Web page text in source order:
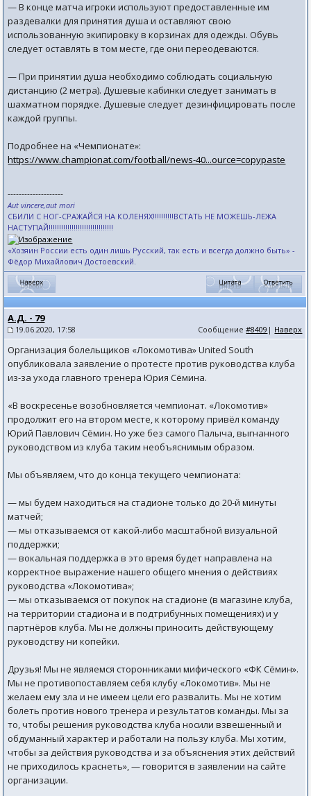
— В конце матча игроки используют предоставленные им
раздевалки для принятия душа и оставляют свою
использованную экипировку в корзинах для одежды. Обувь
следует оставлять в том месте, где они переодеваются.
— При принятии душа необходимо соблюдать социальную
дистанцию (2 метра). Душевые кабинки следует занимать в
шахматном порядке. Душевые следует дезинфицировать после
каждой группы.
Подробнее на «Чемпионате»:
https://www.championat.com/football/news-40...ource=copypaste
--------------------
Aut vincere,aut mori
СБИЛИ С НОГ-СРАЖАЙСЯ НА КОЛЕНЯХ!!!!!!!!!!ВСТАТЬ НЕ МОЖЕШЬ-ЛЕЖА
НАСТУПАЙ!!!!!!!!!!!!!!!!!!!!!!!!!!!!!!!
«Хозяин России есть один лишь Русский, так есть и всегда должно быть» -
Фёдор Михайлович Достоевский.
А.Д. - 79
19.06.2020, 17:58 Сообщение#8409 | Наверх
Организация болельщиков «Локомотива» United South
опубликовала заявление о протесте против руководства клуба
из-за ухода главного тренера Юрия Сёмина.
«В воскресенье возобновляется чемпионат. «Локомотив»
продолжит его на втором месте, к которому привёл команду
Юрий Павлович Сёмин. Но уже без самого Палыча, выгнанного
руководством из клуба таким необъяснимым образом.
Мы объявляем, что до конца текущего чемпионата:
— мы будем находиться на стадионе только до 20-й минуты
матчей;
— мы отказываемся от какой-либо масштабной визуальной
поддержки;
— вокальная поддержка в это время будет направлена на
корректное выражение нашего общего мнения о действиях
руководства «Локомотива»;
— мы отказываемся от покупок на стадионе (в магазине клуба,
на территории стадиона и в подтрибунных помещениях) и у
партнёров клуба. Мы не должны приносить действующему
руководству ни копейки.
Друзья! Мы не являемся сторонниками мифического «ФК Сёмин».
Мы не противопоставляем себя клубу «Локомотив». Мы не
желаем ему зла и не имеем цели его развалить. Мы не хотим
болеть против нового тренера и результатов команды. Мы за
то, чтобы решения руководства клуба носили взвешенный и
обдуманный характер и работали на пользу клуба. Мы хотим,
чтобы за действия руководства и за объяснения этих действий
не приходилось краснеть», — говорится в заявлении на сайте
организации.